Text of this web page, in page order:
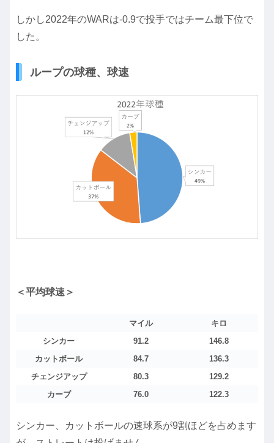
しかし2022年のWARは-0.9で投手ではチーム最下位で
した。
ループの球種、球速
＜平均球速＞
マイル
キロ
シンカー
91.2
146.8
カットボール
84.7
136.3
チェンジアップ
80.3
129.2
カーブ
76.0 122.3
シンカー、カットボールの速球系が9割ほどを占めます